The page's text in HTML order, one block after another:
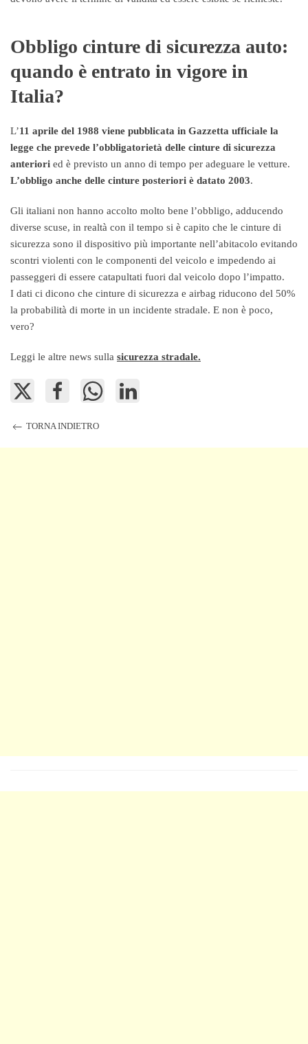
Obbligo cinture di sicurezza auto:
quando è entrato in vigore in
Italia?
L’11 aprile del 1988 viene pubblicata in Gazzetta ufficiale la
legge che prevede l’obbligatorietà delle cinture di sicurezza
anteriori ed è previsto un anno di tempo per adeguare le vetture.
L’obbligo anche delle cinture posteriori è datato 2003.
Gli italiani non hanno accolto molto bene l’obbligo, adducendo
diverse scuse, in realtà con il tempo si è capito che le cinture di
sicurezza sono il dispositivo più importante nell’abitacolo evitando
scontri violenti con le componenti del veicolo e impedendo ai
passeggeri di essere catapultati fuori dal veicolo dopo l’impatto.
I dati ci dicono che cinture di sicurezza e airbag riducono del 50%
la probabilità di morte in un incidente stradale. E non è poco,
vero?
Leggi le altre news sulla sicurezza stradale.
TORNA INDIETRO